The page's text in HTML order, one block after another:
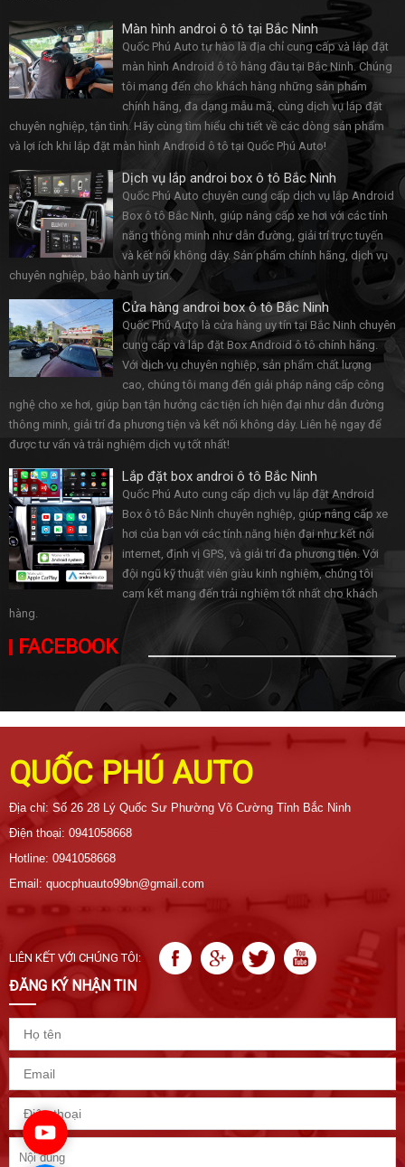
Màn hình androi ô tô tại Bắc Ninh
Quốc Phú Auto tự hào là địa chỉ cung cấp và lắp đặt
màn hình Android ô tô hàng đầu tại Bắc Ninh. Chúng
tôi mang đến cho khách hàng những sản phẩm
chính hãng, đa dạng mẫu mã, cùng dịch vụ lắp đặt
chuyên nghiệp, tận tình. Hãy cùng tìm hiểu chi tiết về các dòng sản phẩm
và lợi ích khi lắp đặt màn hình Android ô tô tại Quốc Phú Auto!
Dịch vụ lắp androi box ô tô Bắc Ninh
Quốc Phú Auto chuyên cung cấp dịch vụ lắp Android
Box ô tô Bắc Ninh, giúp nâng cấp xe hơi với các tính
năng thông minh như dẫn đường, giải trí trực tuyến
và kết nối không dây. Sản phẩm chính hãng, dịch vụ
chuyên nghiệp, bảo hành uy tín.
Cửa hàng androi box ô tô Bắc Ninh
Quốc Phú Auto là cửa hàng uy tín tại Bắc Ninh chuyên
cung cấp và lắp đặt Box Android ô tô chính hãng.
Với dịch vụ chuyên nghiệp, sản phẩm chất lượng
cao, chúng tôi mang đến giải pháp nâng cấp công
nghệ cho xe hơi, giúp bạn tận hưởng các tiện ích hiện đại như dẫn đường
thông minh, giải trí đa phương tiện và kết nối không dây. Liên hệ ngay để
được tư vấn và trải nghiệm dịch vụ tốt nhất!
Lắp đặt box androi ô tô Bắc Ninh
Quốc Phú Auto cung cấp dịch vụ lắp đặt Android
Box ô tô Bắc Ninh chuyên nghiệp, giúp nâng cấp xe
hơi của bạn với các tính năng hiện đại như kết nối
internet, định vị GPS, và giải trí đa phương tiện. Với
đội ngũ kỹ thuật viên giàu kinh nghiệm, chúng tôi
cam kết mang đến trải nghiệm tốt nhất cho khách
hàng.
FACEBOOK
QUỐC PHÚ AUTO
Địa chỉ: Số 26 28 Lý Quốc Sư Phường Võ Cường Tỉnh Bắc Ninh
Điện thoại: 0941058668
Hotline: 0941058668
Email: quocphuauto99bn@gmail.com
LIÊN KẾT VỚI CHÚNG TÔI:
ĐĂNG KÝ NHẬN TIN